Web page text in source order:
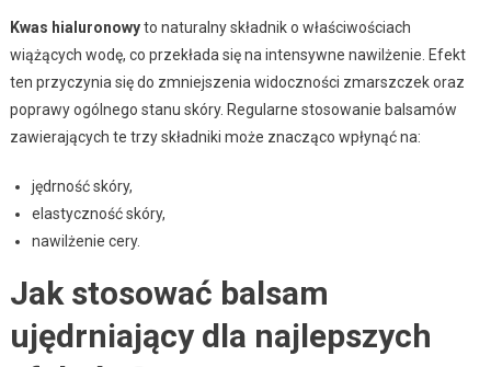
Kwas hialuronowyto naturalny składnik o właściwościach
wiążących wodę, co przekłada się na intensywne nawilżenie. Efekt
ten przyczynia się do zmniejszenia widoczności zmarszczek oraz
poprawy ogólnego stanu skóry. Regularne stosowanie balsamów
zawierających te trzy składniki może znacząco wpłynąć na:
jędrność skóry,
elastyczność skóry,
nawilżenie cery.
Jak stosować balsam
ujędrniający dla najlepszych